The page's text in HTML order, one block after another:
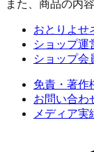
また、商品の内
おとりよせ
ショップ運
ショップ会
免責・著作
お問い合わ
メディア実